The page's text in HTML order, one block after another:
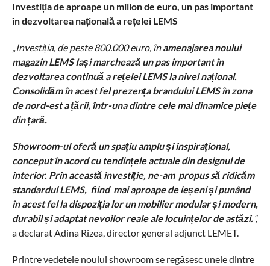
Investiția de aproape un milion de euro, un pas important
în dezvoltarea națională a rețelei LEMS
„Investiția, de peste 800.000 euro, înamenajarea noului
magazin LEMS Iași marchează un pas important în
dezvoltarea continuă a rețelei LEMS la nivel național.
Consolidăm în acest fel prezența brandului LEMS în zona
de nord-est a țării, într-una dintre cele mai dinamice piețe
din țară.
Showroom-ul oferă un spațiu amplu și inspirațional,
conceput în acord cu tendințele actuale din designul de
interior. Prin această investiție, ne-am propus să ridicăm
standardul LEMS, fiind mai aproape de ieșeni și punând
în acest fel la dispoziția lor un mobilier modular și modern,
durabil și adaptat nevoilor reale ale locuințelor de astăzi.”,
a declarat Adina Rizea, director general adjunct LEMET.
Printre vedetele noului showroom se regăsesc unele dintre